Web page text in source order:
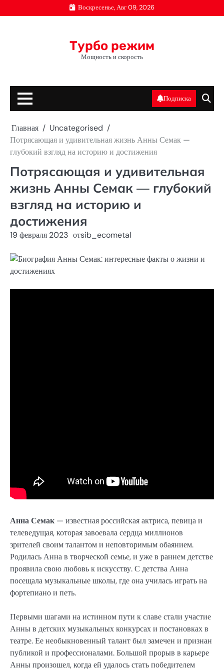
к
Воскресенье, Авг 09, 2026
Турбо режим
Мощность и скорость
Подписка
Главная
Uncategorised
Потрясающая и удивительная жизнь Анны Семак —
глубокий взгляд на историю и достижения
Потрясающая и удивительная
жизнь Анны Семак — глубокий
взгляд на историю и
достижения
19 февраля 2023 отsib_ecometal
Анна Семак — известная российская актриса, певица и
телеведущая, которая завоевала сердца миллионов
зрителей своим талантом и неповторимым обаянием.
Родилась Анна в творческой семье, и уже в раннем детстве
проявила свою любовь к искусству. С детства Анна
посещала музыкальные школы, где она училась играть на
фортепиано и петь.
Первыми шагами на истинном пути к славе стали участие
Анны в детских музыкальных конкурсах и постановках в
театре. Ее необыкновенный талант был замечен и признан
публикой и профессионалами. Большой прорыв в карьере
Анны произошел, когда ей удалось стать победителем